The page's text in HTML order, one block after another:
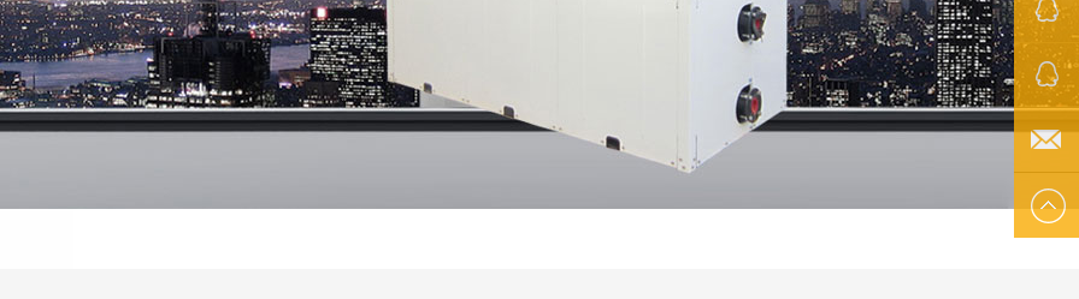
萧先生
冯小姐
李小姐
EMAIL